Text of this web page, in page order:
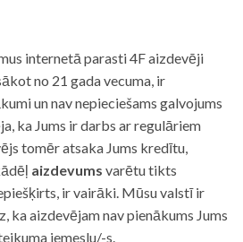
internetā parasti 4F aizdevēji
no 21 gada vecuma, ir
un nav nepieciešams galvojums
ka Jums ir darbs ar regulāriem
tomēr atsaka Jums kredītu,
aizdevums varētu tikts
ir vairāki. Mūsu valstī ir
ka aizdevējam nav pienākums Jums
iemeslu/-s.